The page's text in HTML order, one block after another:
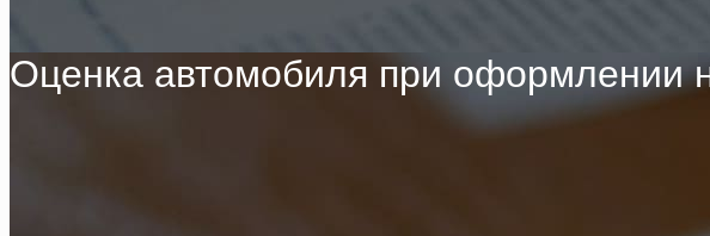
Оценка автомобиля при оформлении